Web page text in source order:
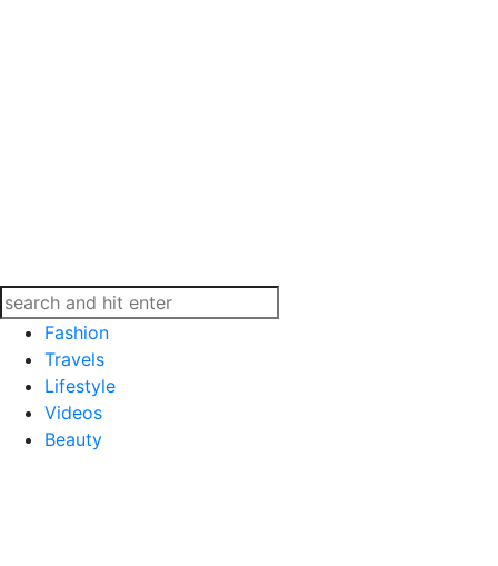
Fashion
Travels
Lifestyle
Videos
Beauty